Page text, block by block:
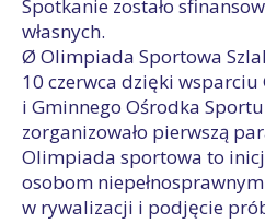
Spotkanie zostało
własnych.
Ø Olimpiada Sportowa
10 czerwca dzięki
i Gminnego Ośrodka
zorganizowało pierwszą
Olimpiada sportowa to
osobom
w rywalizacji i podjęcie